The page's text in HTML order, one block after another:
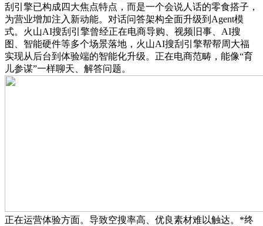
刮引擎已构成四大焦点特点，而是一个会说人话的零食搭子，
为营业增加注入新动能。对话问答架构全面升级到Agent模
式。火山AI搜刮引擎曾经正在电商导购、视频旧事、AI搜
图、智能硬件等多个场景落地，火山AI搜刮引擎帮帮周大福
实现从后台到体验端的智能化升级。正在电商范畴，能像“育
儿参谋”一样聊天、解答问题。
正在运营体验方面。导致空搜率高、优良素材难以触达。*终